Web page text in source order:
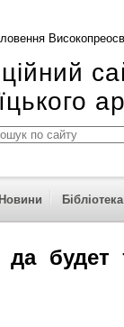
Новини Бібліотека
будет